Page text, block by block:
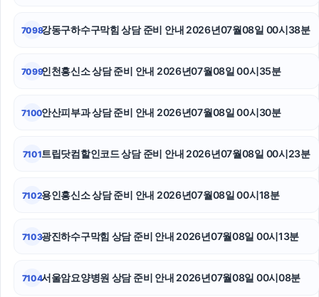
강남상간녀소송변호사
서울성범죄전문변호사
수원마약변호사
인스타 좋아요
아파트대출
7098강동구하수구막힘 상담 준비 안내 2026년07월08일 00시38분
7099인천흥신소 상담 준비 안내 2026년07월08일 00시35분
7100안산피부과 상담 준비 안내 2026년07월08일 00시30분
7101트립닷컴할인코드 상담 준비 안내 2026년07월08일 00시23분
7102용인흥신소 상담 준비 안내 2026년07월08일 00시18분
7103광진하수구막힘 상담 준비 안내 2026년07월08일 00시13분
7104서울암요양병원 상담 준비 안내 2026년07월08일 00시08분